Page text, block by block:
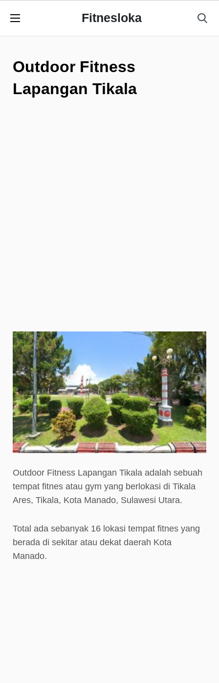
Fitnesloka
Outdoor Fitness
Lapangan Tikala
Outdoor Fitness Lapangan Tikala adalah sebuah
tempat fitnes atau gym yang berlokasi di Tikala
Ares, Tikala, Kota Manado, Sulawesi Utara.
Total ada sebanyak 16 lokasi tempat fitnes yang
berada di sekitar atau dekat daerah Kota
Manado.